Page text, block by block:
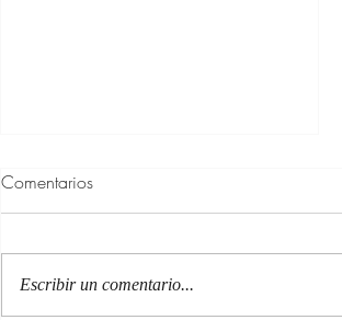
Comentarios
Escribir un comentario...